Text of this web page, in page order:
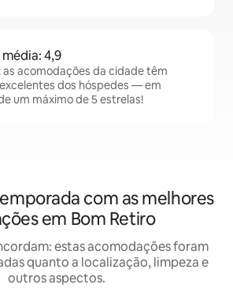
4,9
as acomodações da cidade têm
dos hóspedes — em
um máximo de 5 estrelas!
com as melhores
em Bom Retiro
estas acomodações foram
quanto a localização, limpeza e
outros aspectos.